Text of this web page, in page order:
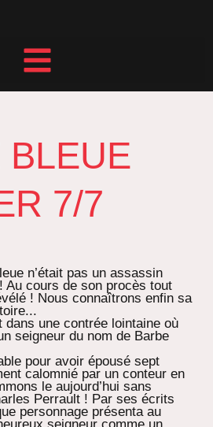
BLEUE
7/7
n’était pas un assassin
Au cours de son procès tout
! Nous connaîtrons enfin sa
dans une contrée lointaine où
seigneur du nom de Barbe
pour avoir épousé sept
calomnié par un conteur en
le aujourd’hui sans
Perrault ! Par ses écrits
personnage présenta au